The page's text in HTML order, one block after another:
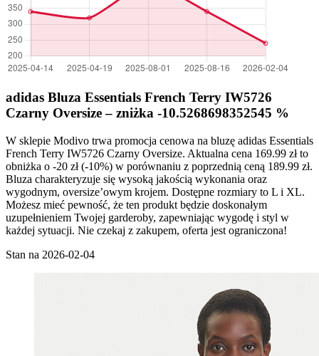
adidas Bluza Essentials French Terry IW5726
Czarny Oversize – zniżka -10.5268698352545 %
W sklepie Modivo trwa promocja cenowa na bluzę adidas Essentials
French Terry IW5726 Czarny Oversize. Aktualna cena 169.99 zł to
obniżka o -20 zł (-10%) w porównaniu z poprzednią ceną 189.99 zł.
Bluza charakteryzuje się wysoką jakością wykonania oraz
wygodnym, oversize’owym krojem. Dostępne rozmiary to L i XL.
Możesz mieć pewność, że ten produkt będzie doskonałym
uzupełnieniem Twojej garderoby, zapewniając wygodę i styl w
każdej sytuacji. Nie czekaj z zakupem, oferta jest ograniczona!
Stan na 2026-02-04